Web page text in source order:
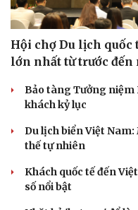
Hội chợ Du lịch quốc
lớn nhất từ trước đến
Bảo tàng Tưởng niệm
khách kỷ lục
Du lịch biển Việt
thế tự nhiên
Khách quốc tế đến
số nổi bật